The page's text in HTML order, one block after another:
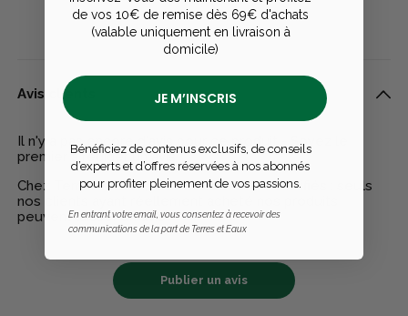
Avis clients
Il n'y a pas encore d'avis pour ce produit - Soyez le
premier à rédiger un avis
Chez Terres & Eaux, les avis sont 100% certifiés : seuls
nos clients ayant réellement acheté nos produits
peuvent laisser un avis
Publier un avis
de vos 10€ de remise dès 69€ d'achats
(valable uniquement en livraison à
domicile)
JE M’INSCRIS
Bénéficiez de contenus exclusifs, de conseils
d’experts et d’offres réservées à nos abonnés
pour profiter pleinement de vos passions.
En entrant votre email, vous consentez à recevoir des
communications de la part de Terres et Eaux